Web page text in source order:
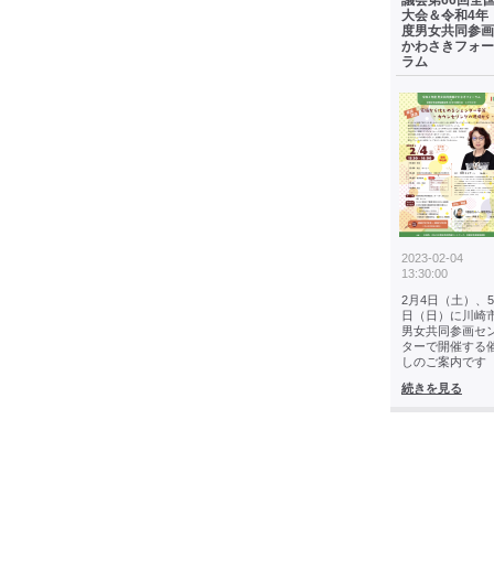
大会＆令和4年
度男女共同参画
かわさきフォー
ラム
2023-02-04
13:30:00
2月4日（土）、5
日（日）に川崎
男女共同参画セ
ターで開催する
しのご案内です
続きを見る